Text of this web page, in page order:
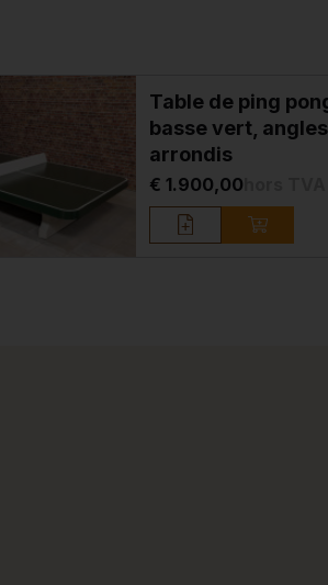
Table de ping
basse vert, angles
arrondis
€ 1.900,00